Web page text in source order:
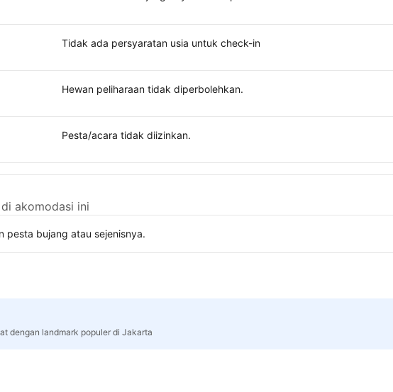
Tidak ada persyaratan usia untuk check-in
Hewan peliharaan tidak diperbolehkan.
Pesta/acara tidak diizinkan.
akomodasi ini
pesta bujang atau sejenisnya.
dengan landmark populer di Jakarta